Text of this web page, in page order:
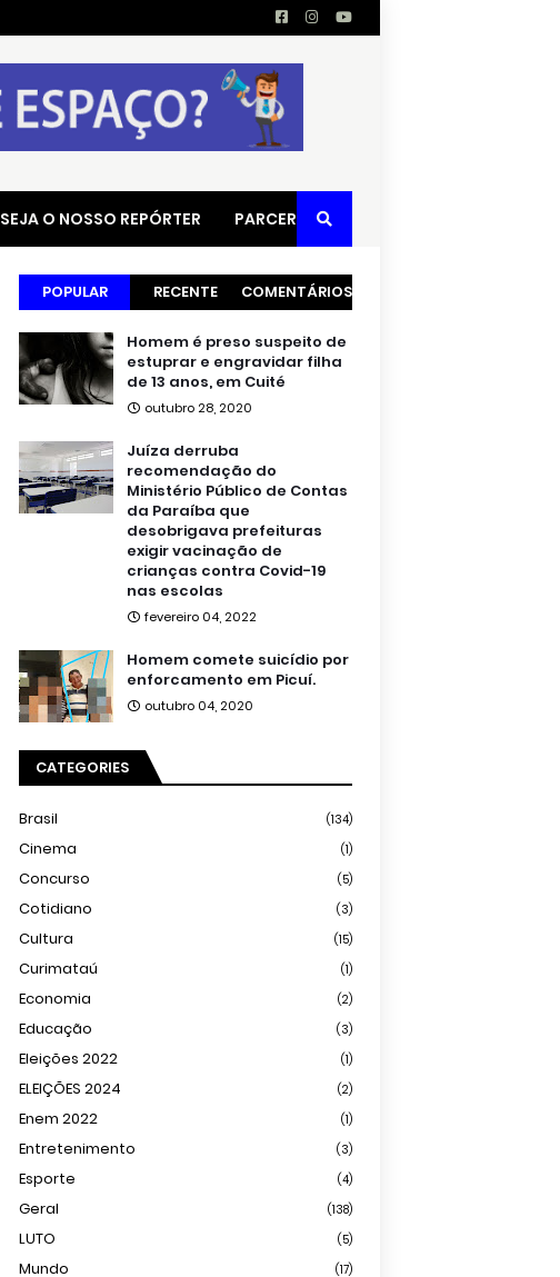
SEJA O NOSSO REPÓRTER PARCERIAS
POPULAR RECENTE COMENTÁRIOS
Homem é preso suspeito de
estuprar e engravidar filha
de 13 anos, em Cuité
outubro 28, 2020
Juíza derruba
recomendação do
Ministério Público de Contas
da Paraíba que
desobrigava prefeituras
exigir vacinação de
crianças contra Covid-19
nas escolas
fevereiro 04, 2022
Homem comete suicídio por
enforcamento em Picuí.
outubro 04, 2020
CATEGORIES
Brasil (134)
Cinema (1)
Concurso (5)
Cotidiano (3)
Cultura (15)
Curimataú (1)
Economia (2)
Educação (3)
Eleições 2022 (1)
ELEIÇÕES 2024 (2)
Enem 2022 (1)
Entretenimento (3)
Esporte (4)
Geral (138)
LUTO (5)
Mundo (17)